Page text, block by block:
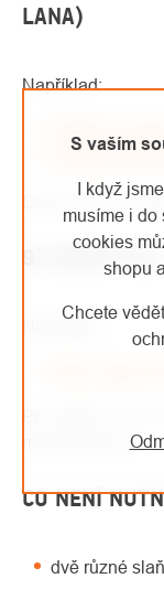
S vaším
I když
musíme i do
cookies
shopu
Chcete
LANA)
Například:
Chrání strom i
9) RUČNÍ PILA
Pro většinu řezů
motorová pila.
CO NENÍ
dvě různé